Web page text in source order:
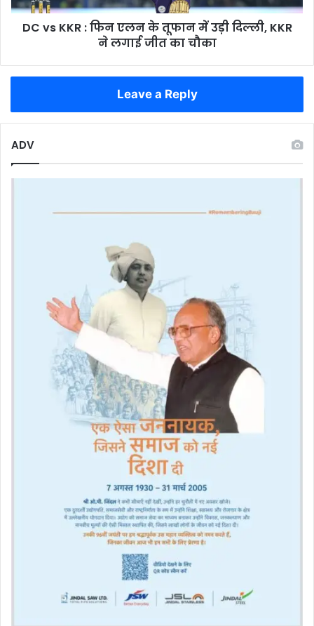
में
उड़ी
का
DC vs KKR : फिन एलन के तूफान में उड़ी दिल्ली, KKR
ने लगाई जीत का चौका
Leave a Reply
ADV